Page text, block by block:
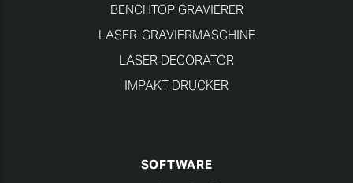
BENCHTOP GRAVIERER
LASER-GRAVIERMASCHINE
LASER DECORATOR
IMPAKT DRUCKER
SOFTWARE